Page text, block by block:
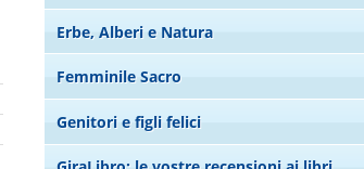
Erbe, Alberi e Natura
Femminile Sacro
Genitori e figli felici